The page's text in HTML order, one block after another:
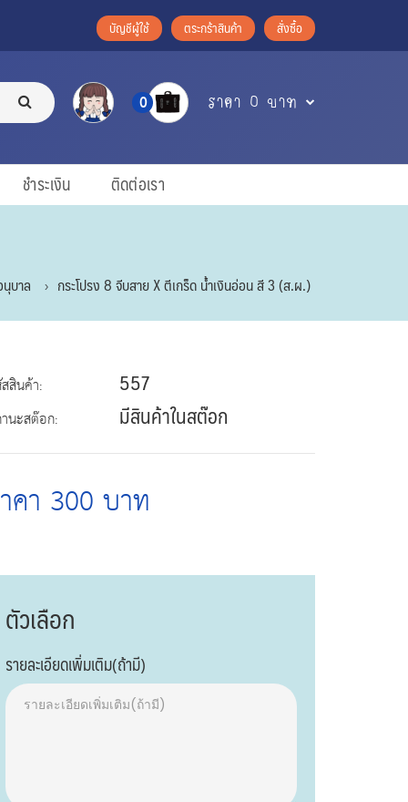
บัญชีผู้ใช้ ตระกร้าสินค้า สั่งซื้อ
0 ราคา 0 บาท
ชำระเงิน ติดต่อเรา
บาล กระโปรง 8 จีบสาย X ตีเกร็ด น้ำเงินอ่อน สี 3 (ส.ผ.)
สินค้า: 557
นะสต๊อก: มีสินค้าในสต๊อก
คา 300 บาท
ตัวเลือก
รายละเอียดเพิ่มเติม(ถ้ามี)